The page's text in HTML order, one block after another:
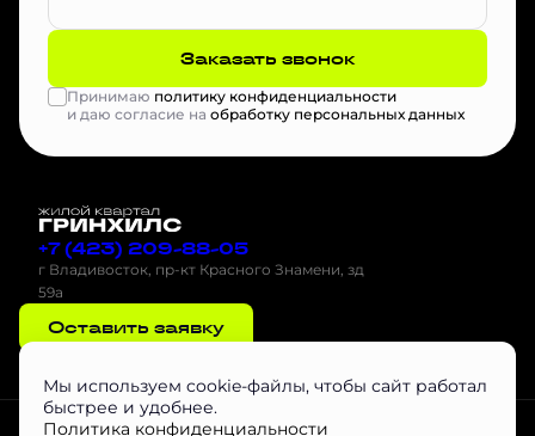
Заказать звонок
Принимаю политику конфиденциальности
и даю согласие на обработку персональных данных
+7 (423) 209-88-05
г Владивосток, пр-кт Красного Знамени, зд
59а
Оставить заявку
Проектная декларация на наш.дом.рф
Мы используем cookie-файлы, чтобы сайт работал
быстрее и удобнее.
Политика конфиденциальности